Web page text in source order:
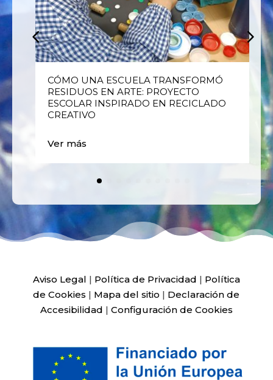
CÓMO UNA ESCUELA TRANSFORMÓ
RESIDUOS EN ARTE: PROYECTO
ESCOLAR INSPIRADO EN RECICLADO
CREATIVO
Ver más
Aviso Legal | Política de Privacidad | Política
de Cookies | Mapa del sitio | Declaración de
Accesibilidad | Configuración de Cookies